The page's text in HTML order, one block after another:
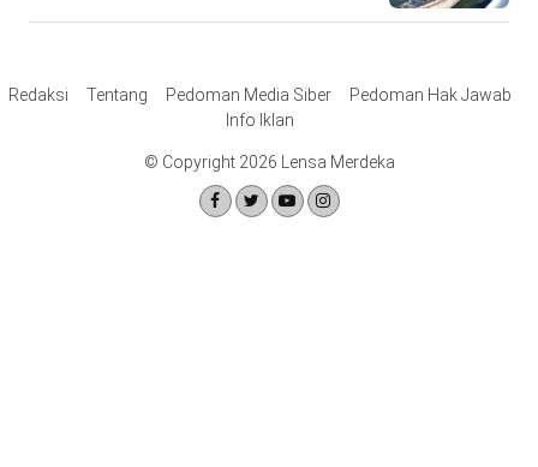
Redaksi Tentang Pedoman Media Siber
Pedoman Hak Jawab
Info Iklan
© Copyright 2026 Lensa Merdeka